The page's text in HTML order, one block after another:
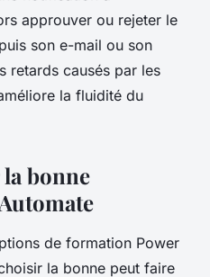
approuver ou rejeter le
son e-mail ou son
retards causés par les
la fluidité du
bonne
de formation Power
la bonne peut faire